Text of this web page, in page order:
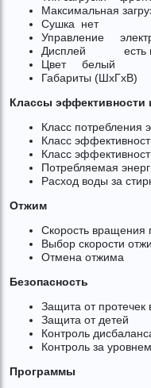
Максимальная
Сушка нет
Управление
Дисплей есть
Цвет белый
Габариты
Классы эффективности
Класс потребления
Класс
Класс
Потребляемая
Расход воды за
Отжим
Скорость
Выбор скорости
Отмена
Безопасность
Защита от
Защита от
Контроль
Контроль за
Программы